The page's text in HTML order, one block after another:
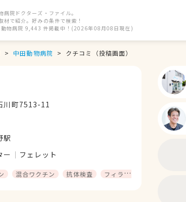
院ドクターズ・ファイル。
で紹介。好みの条件で検索！
物病院 9,443 件掲載中！(2026年08月08日現在)
中田動物病院 クチコミ（投稿画面）
川町7513-11
駅
ー フェレット
混合ワクチン 抗体検査 フィラリア予防